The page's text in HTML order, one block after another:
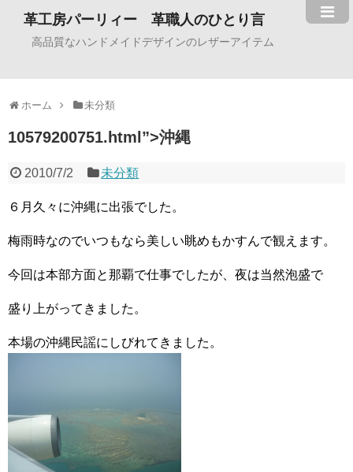
革工房パーリィー 革職人のひとり言
高品質なハンドメイドデザインのレザーアイテム
ホーム 未分類
10579200751.html”>沖縄
2010/7/2 未分類
６月久々に沖縄に出張でした。
梅雨時なのでいつもなら美しい眺めもかすんで観えます。
今回は本部方面と那覇で仕事でしたが、夜は当然泡盛で
盛り上がってきました。
本場の沖縄民謡にしびれてきました。